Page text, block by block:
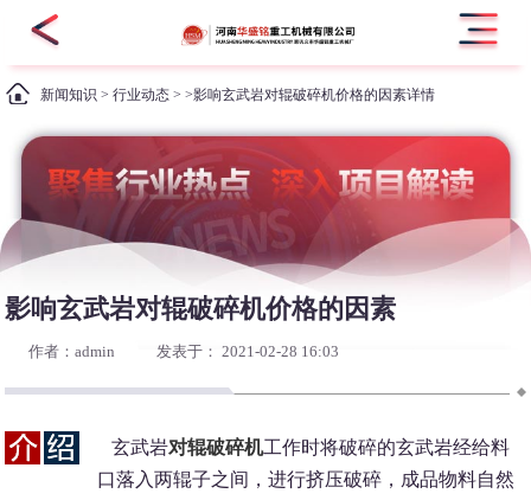
新闻知识 >行业动态 > >影响玄武岩对辊破碎机价格的因素详情
影响玄武岩对辊破碎机价格的因素
作者：admin 发表于： 2021-02-28 16:03
玄武岩对辊破碎机工作时将破碎的玄武岩经给料
口落入两辊子之间，进行挤压破碎，成品物料自然